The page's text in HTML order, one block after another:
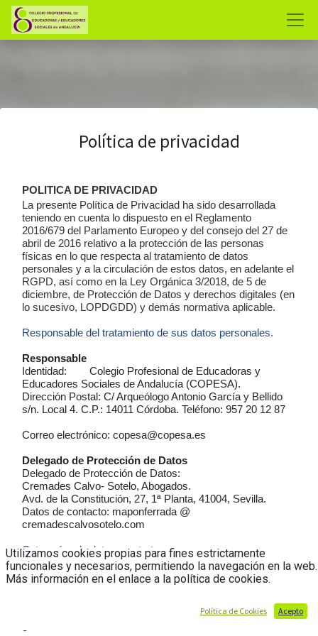
Política de privacidad
POLITICA DE PRIVACIDAD
La presente Política de Privacidad ha sido desarrollada
teniendo en cuenta lo dispuesto en el Reglamento
2016/679 del Parlamento Europeo y del consejo del 27 de
abril de 2016 relativo a la protección de las personas
físicas en lo que respecta al tratamiento de datos
personales y a la circulación de estos datos, en adelante el
RGPD, así como en la Ley Orgánica 3/2018, de 5 de
diciembre, de Protección de Datos y derechos digitales (en
lo sucesivo, LOPDGDD) y demás normativa aplicable.
Responsable del tratamiento de sus datos personales.
Responsable
Identidad:
Colegio Profesional de Educadoras y
Educadores Sociales de Andalucía (COPESA).
Dirección Postal: C/ Arqueólogo Antonio García y Bellido
s/n. Local 4. C.P.: 14011 Córdoba. Teléfono: 957 20 12 87
Correo electrónico: copesa@copesa.es
Delegado de Protección de Datos
Delegado de Protección de Datos:
Cremades Calvo- Sotelo, Abogados.
Avd. de la Constitución, 27, 1ª Planta, 41004, Sevilla.
Datos de contacto: maponferrada @
cremadescalvosotelo.com
Categorías de datos que tratamos.
La categoría de datos personales tratados son aquellos
que nos facilitas mediante el acceso telemático a nuestra
comunicación facilitados en la misma, con carácter
Utilizamos cookies propias para fines estrictamente
funcionales y necesarios, permitiendo la navegación en la web.
Más información en el enlace a la política de cookies.
Política de Cookies Acepto